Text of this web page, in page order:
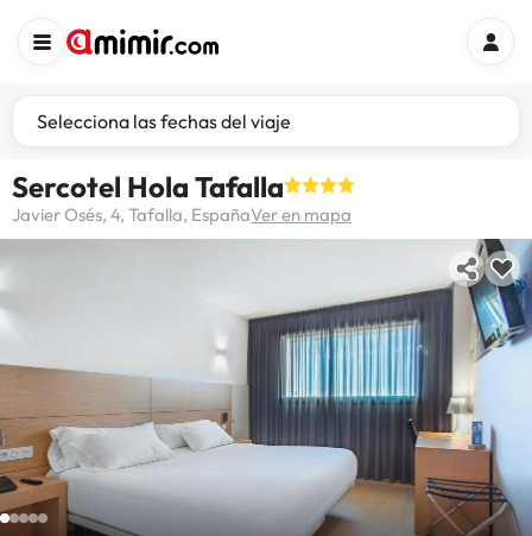
Selecciona las fechas del viaje
Sercotel Hola Tafalla
Javier Osés, 4, Tafalla, EspañaVer en mapa